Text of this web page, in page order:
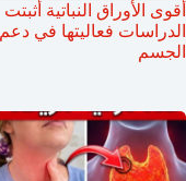
أقوى الأوراق النباتية أثبتت
الدراسات فعاليتها في دعم
الجسم